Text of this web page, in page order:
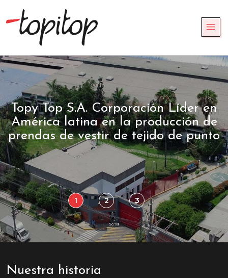
Topy Top S.A. Corporación Líder en
América latina en la producción de
prendas de vestir de tejido de punto
Nuestra historia